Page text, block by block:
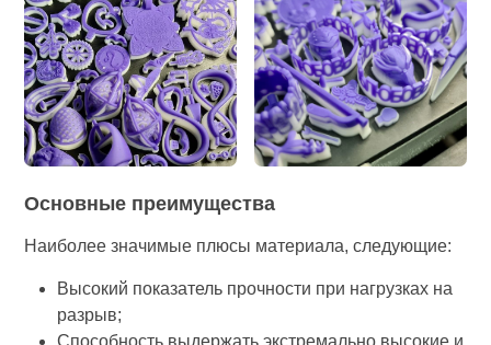
Основные преимущества
Наиболее значимые плюсы материала, следующие:
Высокий показатель прочности при нагрузках на
разрыв;
Способность выдержать экстремально высокие и